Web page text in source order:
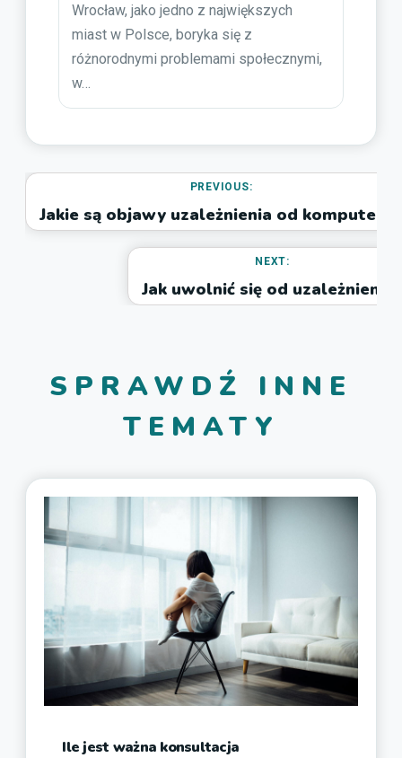
Wrocław, jako jedno z największych
miast w Polsce, boryka się z
różnorodnymi problemami społecznymi,
w…
PREVIOUS:
Jakie są objawy uzależnienia od komputera?
NEXT:
Jak uwolnić się od uzależnienia?
SPRAWDŹ INNE
TEMATY
Ile jest ważna konsultacja